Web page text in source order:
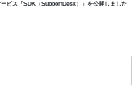
ビス「SDK（SupportDesk）」を公開しました